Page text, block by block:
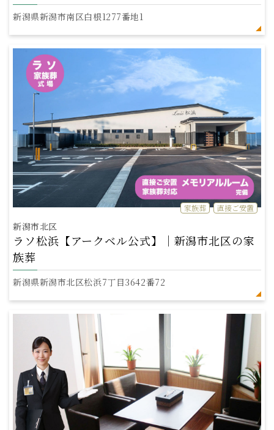
新潟県新潟市南区白根1277番地1
家族葬 直接ご安置
新潟市北区
ラソ松浜【アークベル公式】｜新潟市北区の家
族葬
新潟県新潟市北区松浜7丁目3642番72